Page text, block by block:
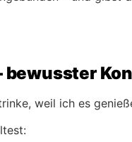
bewusster
weil ich es